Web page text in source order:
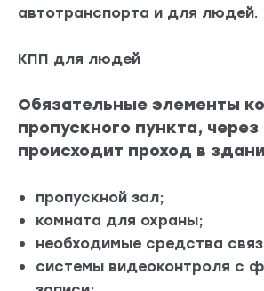
автотранспорта и для людей.
КПП для людей
Обязательные элементы
пропускного пункта,
происходит проход в
пропускной зал;
комната для охраны;
необходимые средства
системы видеоконтроля с